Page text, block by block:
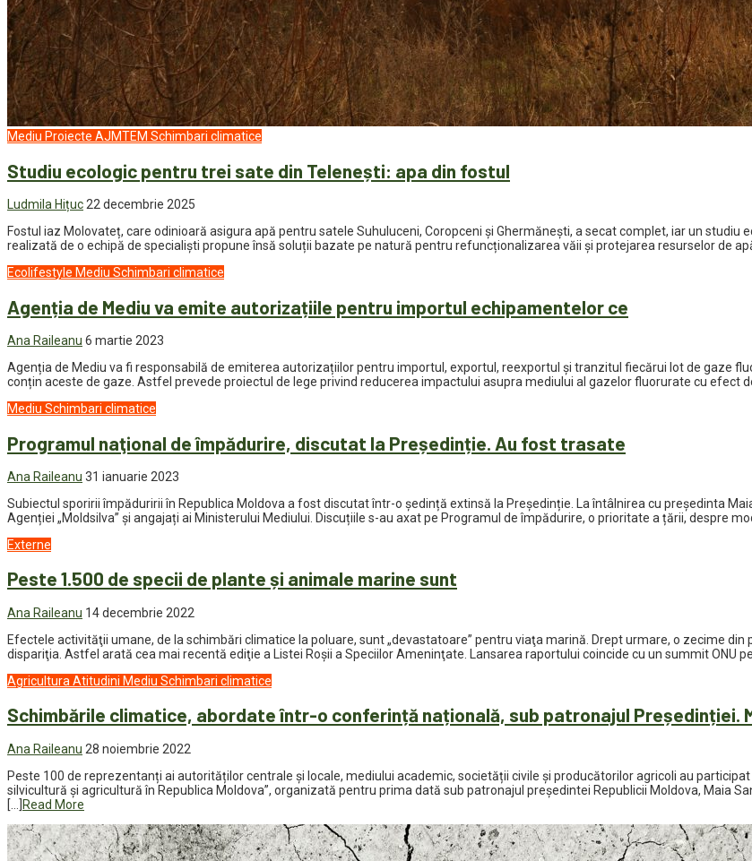
Mediu Proiecte AJMTEM Schimbari climatice
Studiu ecologic pentru trei sate din Telenești: apa din fostul
Ludmila Hițuc22 decembrie 2025
Fostul iaz Molovateț, care odinioară asigura apă pentru satele Suhuluceni, Coropceni și Ghermănești, a secat complet, iar un
realizată de o echipă de specialiști propune însă soluții bazate pe natură pentru refuncționalizarea văii și protejarea resurselor de
Ecolifestyle Mediu Schimbari climatice
Agenția de Mediu va emite autorizațiile pentru importul echipamentelor ce
Ana Raileanu 6 martie 2023
Agenția de Mediu va fi responsabilă de emiterea autorizațiilor pentru importul, exportul, reexportul și tranzitul fiecărui lot de gaze
conțin aceste de gaze. Astfel prevede proiectul de lege privind reducerea impactului asupra mediului al gazelor fluorurate cu efect
Mediu Schimbari climatice
Programul naţional de împădurire, discutat la Președinție. Au fost trasate
Ana Raileanu 31 ianuarie 2023
Subiectul sporirii împăduririi în Republica Moldova a fost discutat într-o ședință extinsă la Președinție. La întâlnirea cu președinta
Agenției „Moldsilva” și angajați ai Ministerului Mediului. Discuțiile s-au axat pe Programul de împădurire, o prioritate a țării, despre
Externe
Peste 1.500 de specii de plante și animale marine sunt
Ana Raileanu 14 decembrie 2022
Efectele activităţii umane, de la schimbări climatice la poluare, sunt „devastatoare” pentru viaţa marină. Drept urmare, o zecime
dispariţia. Astfel arată cea mai recentă ediţie a Listei Roşii a Speciilor Ameninţate. Lansarea raportului coincide cu un summit ONU
Agricultura Atitudini Mediu Schimbari climatice
Schimbările climatice, abordate într-o conferință națională, sub patronajul Președinției.
Ana Raileanu 28 noiembrie 2022
Peste 100 de reprezentanți ai autorităților centrale și locale, mediului academic, societății civile și producătorilor agricoli au
silvicultură și agricultură în Republica Moldova”, organizată pentru prima dată sub patronajul președintei Republicii Moldova, Maia
[…]
Read More